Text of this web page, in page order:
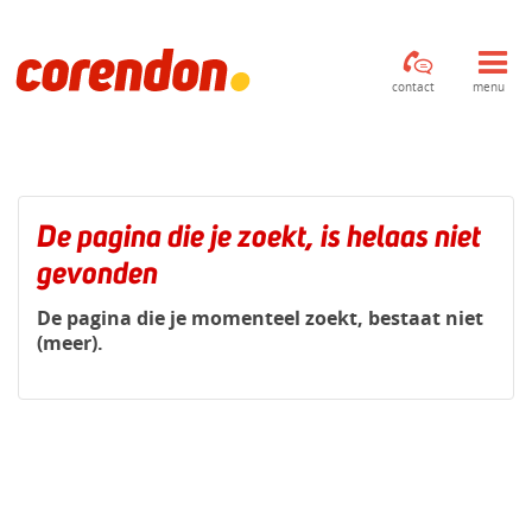
contact menu
De pagina die je zoekt, is helaas niet
gevonden
De pagina die je momenteel zoekt, bestaat niet
(meer).